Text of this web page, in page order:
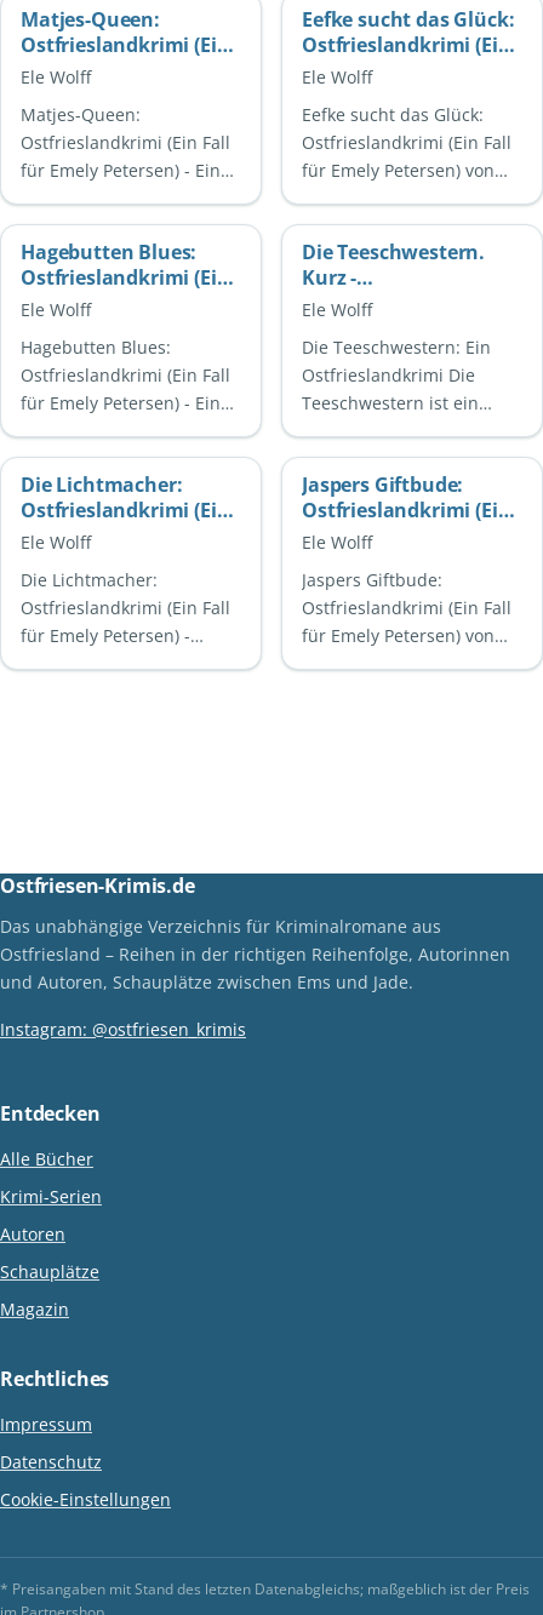
Matjes-Queen:
Ostfrieslandkrimi (Ein
Fall für Emely
Ele Wolff
Matjes-Queen:
Ostfrieslandkrimi (Ein Fall
für Emely Petersen) - Ein
spannender
Kriminalroman von Ele
WolffMatjes-Queen ist ein
fesselnder …
Eefke sucht das Glück:
Ostfrieslandkrimi (Ein
Fall für Emely
Ele Wolff
Eefke sucht das Glück:
Ostfrieslandkrimi (Ein Fall
für Emely Petersen) von
Ele WolffIn dem
spannenden Krimi Eefke
sucht das Glück von Ele …
Hagebutten Blues:
Ostfrieslandkrimi (Ein
Fall für Emely
Ele Wolff
Hagebutten Blues:
Ostfrieslandkrimi (Ein Fall
für Emely Petersen) - Ein
spannender
Ostfrieslandkrimi Der
Ostfrieslandkrimi
'Hagebutten …
Die Teeschwestern.
Kurz -
Ostfrieslandkrimi
Ele Wolff
Die Teeschwestern: Ein
Ostfrieslandkrimi Die
Teeschwestern ist ein
fesselnder
Ostfrieslandkrimi,
geschrieben von der
Autorin Ele Wolff. Das …
Die Lichtmacher:
Ostfrieslandkrimi (Ein
Fall für Emely
Ele Wolff
Die Lichtmacher:
Ostfrieslandkrimi (Ein Fall
für Emely Petersen) -
Spannung pur an der
Jaspers Giftbude:
Ostfrieslandkrimi (Ein
Fall für Emely
Ele Wolff
Jaspers Giftbude:
Ostfrieslandkrimi (Ein Fall
für Emely Petersen) von
Ele Wolff"Jaspers Giftbude"
Ostfriesen-Krimis.de
Das unabhängige Verzeichnis für Kriminalromane aus
Ostfriesland – Reihen in der richtigen Reihenfolge, Autorinnen
und Autoren, Schauplätze zwischen Ems und Jade.
Instagram: @ostfriesen_krimis
Entdecken
Alle Bücher
Krimi-Serien
Autoren
Schauplätze
Magazin
Rechtliches
Impressum
Datenschutz
Cookie-Einstellungen
* Preisangaben mit Stand des letzten Datenabgleichs; maßgeblich ist der Preis